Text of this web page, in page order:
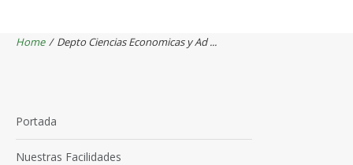
Home / Depto Ciencias Economicas y Ad ...
Portada
Nuestras Facilidades